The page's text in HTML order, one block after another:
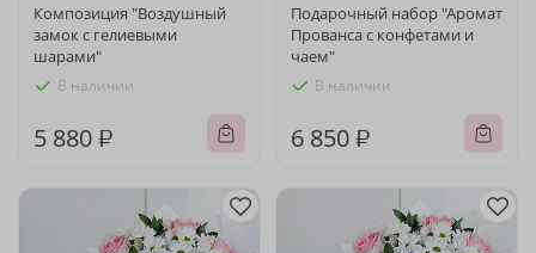
Композиция "Воздушный
замок с гелиевыми
шарами"
В наличии
5 880 ₽
Подарочный набор "Аромат
Прованса с конфетами и
чаем"
В наличии
6 850 ₽